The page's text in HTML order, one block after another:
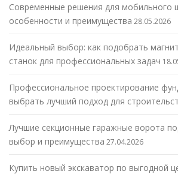
Современные решения для мобильного
особенности и преимущества 28.05.2026
Идеальный выбор: как подобрать
станок для профессиональных задач
Профессиональное проектирование
выбрать лучший подход для
Лучшие секционные гаражные ворота
выбор и преимущества 27.04.2026
Купить новый экскаватор по выгодной